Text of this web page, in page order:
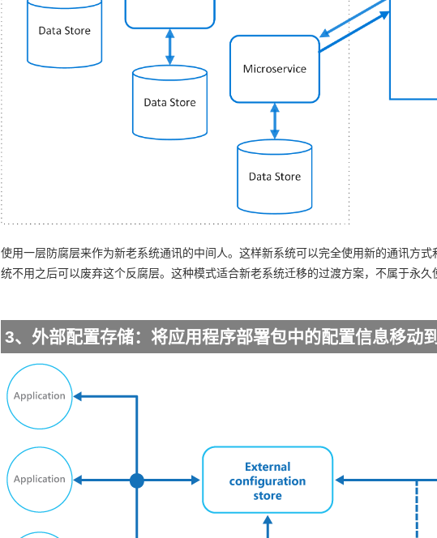
使用一层防腐层来作为新老系统通讯的中间人。这样新系统可以完全使用新的通讯方
统不用之后可以废弃这个反腐层。这种模式适合新老系统迁移的过渡方案，不属于永久
3、外部配置存储：将应用程序部署包中的配置信息移动